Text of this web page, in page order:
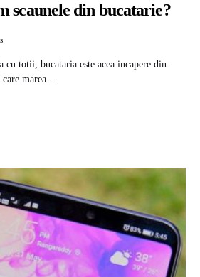
scaunele din bucatarie?
cu totii, bucataria este acea incapere din
care marea…